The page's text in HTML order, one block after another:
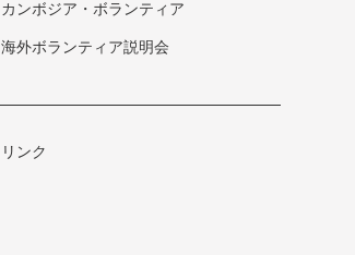
カンボジア・ボランティア
海外ボランティア説明会
リンク